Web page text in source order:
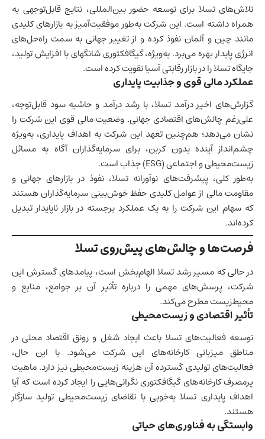
تلاش‌های تسلا برای توسعه حضور بین‌المللی، نتایج قابل‌توجهی به
همراه داشته است. این شرکت به‌طور موفقیت‌آمیز به بازارهای کلیدی
مانند چینو آلمان نفوذ کرده و از تغییر جهانی به سمت راه‌حل‌های
انرژی پایدار بهره می‌برد. به‌ویژه، گیگافکتوری شانگهای با افزایش تولید،
جایگاه تسلا را در بازار رقابتی آسیا تقویت کرده است.
عملکرد مالی قوی و جذابیت پایداری
گزارش‌های اخیر درآمد تسلا، با رشد درآمد و حاشیه سود قابل‌توجه،
علی‌رغم چالش‌های اقتصادی جهانی. وضعیت مالی قوی این شرکت را
نشان می‌دهد؛ هم‌چنین تعهد این شرکت به اهداف پایداری، به‌ویژه
چشم‌انداز آینده بدون کربن، برای سرمایه‌گذاران آگاه به مسائل
زیست‌محیطی و اجتماعی (ESG) جذاب است.
به‌طور کلی، پیشرفت‌های نوآورانه تسلا، نفوذ در بازارهای جهانی و
مقاومت مالی از عوامل کلیدی حفظ خوش‌بینی سرمایه‌گذاران هستند
که سهام این شرکت را به یک عملکرد برجسته در بازار ناپایدار تبدیل
کرده‌اند.
فرصت‌ها و چالش‌های پیش‌روی تسلا
در حالی که مسیر رشد تسلا الهام‌بخش است، پیامدهای گسترش این
شرکت، پرسش‌های مهمی را درباره تأثیر آن بر جوامع، منابع و
محیط‌زیست مطرح می‌کند.
تأثیر اقتصادی و زیست‌محیطی
توسعه فعالیت‌های تسلا باعث ایجاد شغل و رونق اقتصاد محلی در
مناطق میزبانی کارخانه‌های این شرکت می‌شود. با این حال،
فعالیت‌های تولیدی گسترده آن هزینه زیست‌محیطی نیز دارد. ماهیت
پرمصرف کارخانه‌های گیگافکتوری نگرانی‌هایی را ایجاد کرده است که آیا
اهداف پایداری تسلا به‌خوبی با تقاضای زیست‌محیطی تولید سازگار
هستند.
وابستگی به فناوری‌های حیاتی